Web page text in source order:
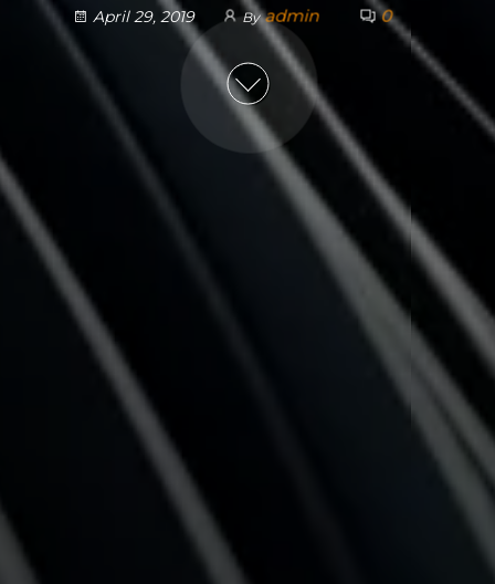
April 29, 2019 By admin 0